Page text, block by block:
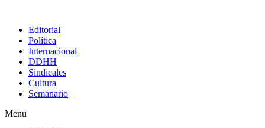
Editorial
Política
Internacional
DDHH
Sindicales
Cultura
Semanario
Menu